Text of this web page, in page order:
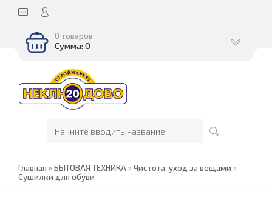
0 товаров
Сумма: 0
Главная »БЫТОВАЯ ТЕХНИКА»Чистота, уход за вещами »
Сушилки для обуви